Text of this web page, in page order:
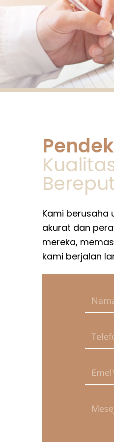
Kami
Janji Temu
Kami berusaha
akurat dan
mereka,
kami berjalan